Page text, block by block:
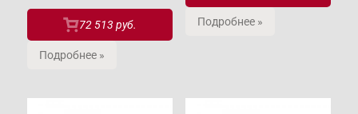
72 513 руб.
Подробнее »
Подробнее »